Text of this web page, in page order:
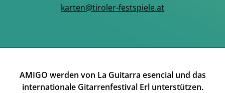
karten@tiroler-festspiele.at
AMIGO werden von La Guitarra esencial und das
internationale Gitarrenfestival Erl unterstützen.